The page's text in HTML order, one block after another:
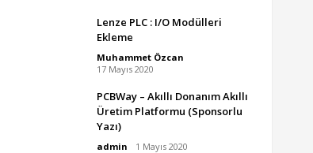
Lenze PLC : I/O Modülleri
Ekleme
Muhammet Özcan
17 Mayıs 2020
PCBWay – Akıllı Donanım Akıllı
Üretim Platformu (Sponsorlu
Yazı)
admin 1 Mayıs 2020